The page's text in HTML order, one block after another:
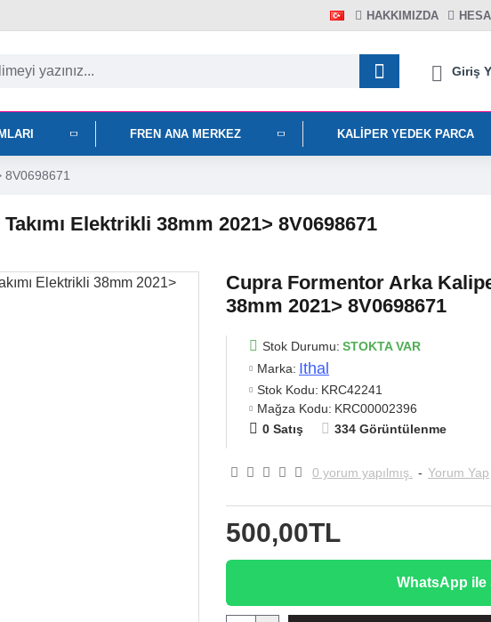
HAKKIMIZDA
Giriş
FREN ANA MERKEZ KALIPER YEDEK PARCA
8V0698671
Elektrikli 38mm 2021> 8V0698671
Cupra Formentor Arka
38mm 2021> 8V0698671
Stok Durumu: STOKTA VAR
Marka: Ithal
Stok Kodu: KRC42241
Mağza Kodu: KRC00002396
0 Satış
334 Görüntülenme
0 yorum yapılmış. - Yorum Yap
500,00TL
WhatsApp ile